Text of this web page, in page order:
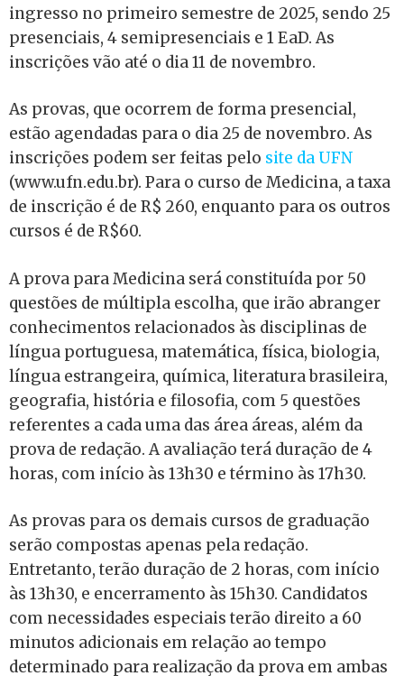
ingresso no primeiro semestre de 2025, sendo 25
presenciais, 4 semipresenciais e 1 EaD. As
inscrições vão até o dia 11 de novembro.
As provas, que ocorrem de forma presencial,
estão agendadas para o dia 25 de novembro. As
inscrições podem ser feitas pelo site da UFN
(www.ufn.edu.br). Para o curso de Medicina, a taxa
de inscrição é de R$ 260, enquanto para os outros
cursos é de R$60.
A prova para Medicina será constituída por 50
questões de múltipla escolha, que irão abranger
conhecimentos relacionados às disciplinas de
língua portuguesa, matemática, física, biologia,
língua estrangeira, química, literatura brasileira,
geografia, história e filosofia, com 5 questões
referentes a cada uma das área áreas, além da
prova de redação. A avaliação terá duração de 4
horas, com início às 13h30 e término às 17h30.
As provas para os demais cursos de graduação
serão compostas apenas pela redação.
Entretanto, terão duração de 2 horas, com início
às 13h30, e encerramento às 15h30. Candidatos
com necessidades especiais terão direito a 60
minutos adicionais em relação ao tempo
determinado para realização da prova em ambas